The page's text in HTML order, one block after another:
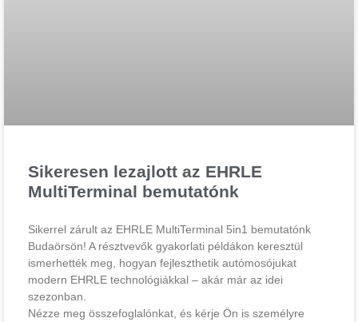
Sikeresen lezajlott az EHRLE
MultiTerminal bemutatónk
Sikerrel zárult az EHRLE MultiTerminal 5in1 bemutatónk
Budaörsön! A résztvevők gyakorlati példákon keresztül
ismerhették meg, hogyan fejleszthetik autómosójukat
modern EHRLE technológiákkal – akár már az idei
szezonban.
Nézze meg összefoglalónkat, és kérje Ön is személyre